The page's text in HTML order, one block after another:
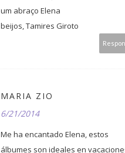
um abraço Elena
beijos, Tamires Giroto
MARIA ZIO
6/21/2014
Me ha encantado Elena, estos
álbumes son ideales en